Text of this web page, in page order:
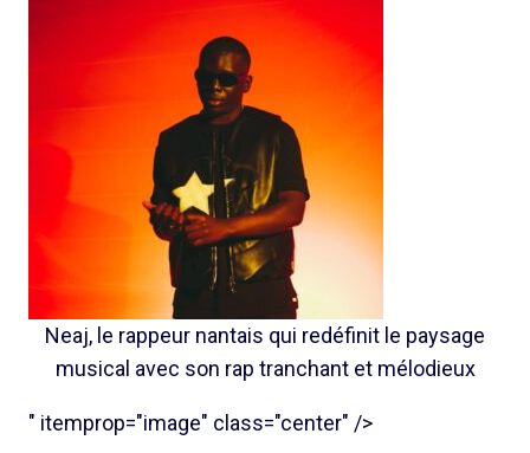
Neaj, le rappeur nantais qui redéfinit le paysage
musical avec son rap tranchant et mélodieux
" itemprop="image" class="center" />